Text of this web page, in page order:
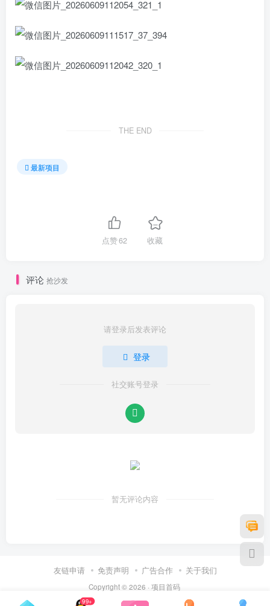
THE END
最新项目
点赞62 收藏
评论 抢沙发
请登录后发表评论
登录
社交账号登录
暂无评论内容
友链申请 免责声明 广告合作 关于我们
Copyright © 2026 · 项目首码
99+